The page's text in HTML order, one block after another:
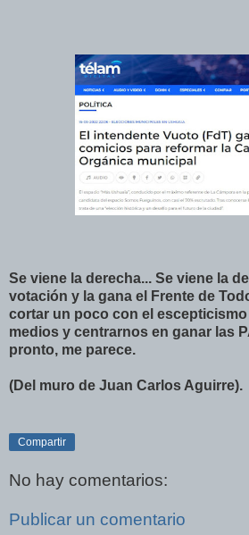
Se viene la derecha... Se viene la
votación y la gana el Frente de
cortar un poco con el
medios y centrarnos en ganar las
pronto, me parece.
(Del muro de Juan Carlos Aguirre).
Compartir
No hay comentarios:
Publicar un comentario